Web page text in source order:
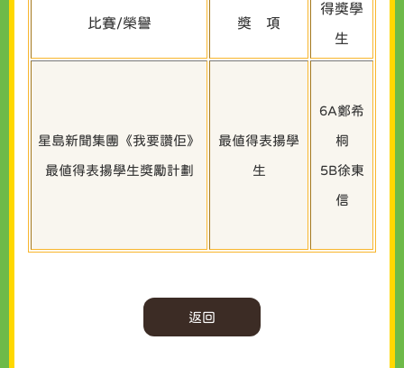
比賽/榮譽 獎 項
得獎學
生
星島新聞集團《我要讚佢》
最值得表揚學生獎勵計劃
最值得表揚學
生
6A鄭希
桐
5B徐東
信
返回